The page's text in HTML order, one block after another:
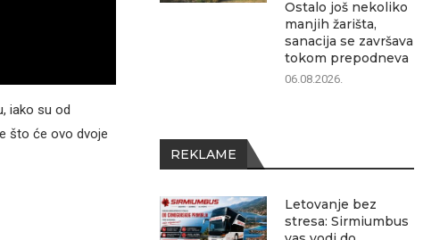
iako su od
što će ovo dvoje
Ostalo još nekoliko
manjih žarišta,
sanacija se završava
tokom prepodneva
06.08.2026.
REKLAME
Letovanje bez
stresa: Sirmiumbus